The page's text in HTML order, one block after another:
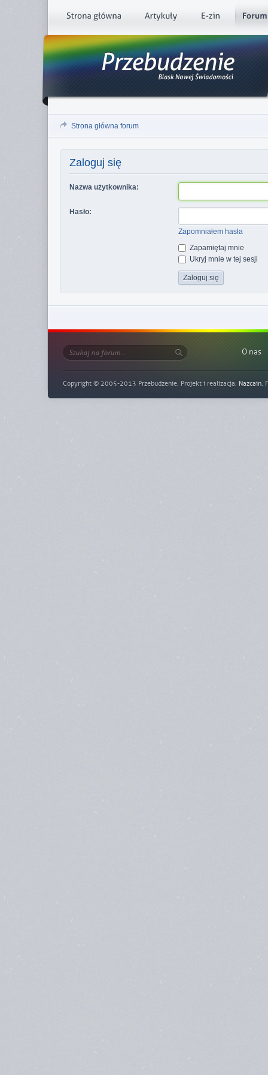
Strona główna forum
Zaloguj się
Nazwa użytkownika:
Hasło:
Zapomniałem hasła
Zapamiętaj mnie
Ukryj mnie w tej sesji
O nas
Copyright © 2005-2013 Przebudzenie. Projekt i realizacja: Nazcain.